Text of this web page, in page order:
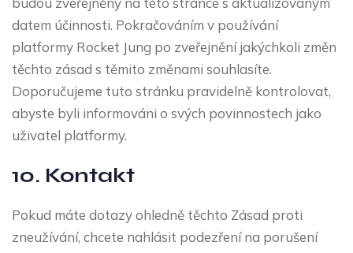
datem účinnosti. Pokračováním v používání
platformy Rocket Jung po zveřejnění jakýchkoli změn
těchto zásad s těmito změnami souhlasíte.
Doporučujeme tuto stránku pravidelně kontrolovat,
abyste byli informováni o svých povinnostech jako
uživatel platformy.
10. Kontakt
Pokud máte dotazy ohledně těchto Zásad proti
zneužívání, chcete nahlásit podezření na porušení